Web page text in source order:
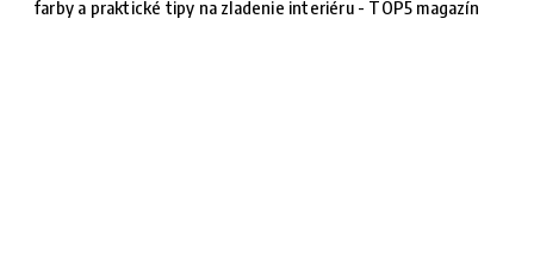
farby a praktické tipy na zladenie interiéru - TOP5 magazín